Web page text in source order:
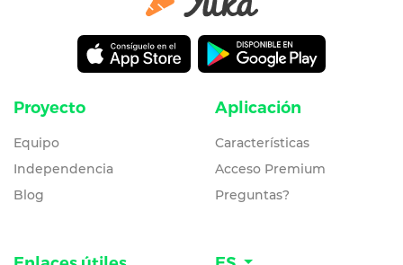
Proyecto
Equipo
Independencia
Blog
Aplicación
Características
Acceso Premium
Preguntas?